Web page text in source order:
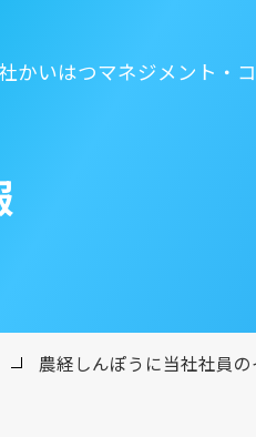
かいはつマネジメント・
農経しんぽうに当社社員